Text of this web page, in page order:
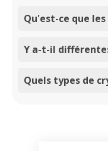
Quels types de